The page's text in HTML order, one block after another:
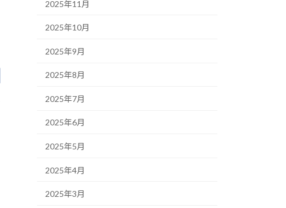
2025年11月
2025年10月
2025年9月
2025年8月
2025年7月
2025年6月
2025年5月
2025年4月
2025年3月